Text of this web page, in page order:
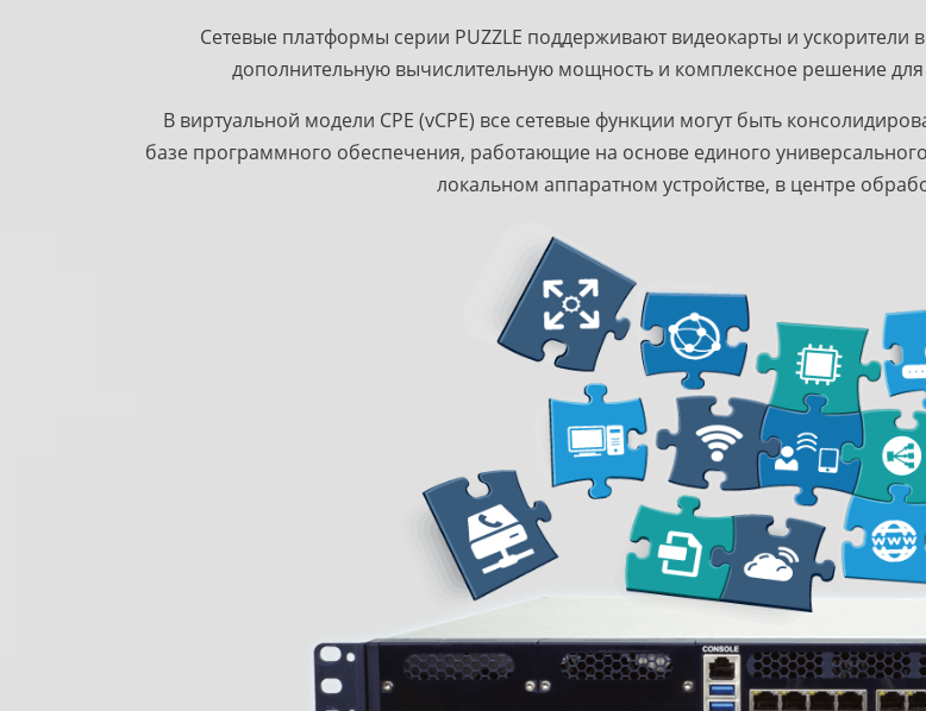
Сетевые платформы cерии PUZZLE поддерживают видеокарты и ускорители
дополнительную вычислительную мощность и комплексное решение
В виртуальной модели CPE (vCPE) все сетевые функции могут быть
базе программного обеспечения, работающие на основе единого универсального
локальном аппаратном устройстве, в центре